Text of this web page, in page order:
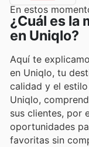
En estos
¿Cuál es la
en Uniqlo?
Aquí te
en Uniqlo, tu
calidad y el
Uniqlo,
sus clientes, por
oportunidades
favoritas sin